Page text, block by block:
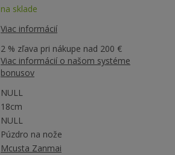
na sklade
Viac informácií
2 % zľava pri nákupe nad 200 €
Viac informácií o našom systéme
bonusov
NULL
18cm
NULL
Púzdro na nože
Mcusta Zanmai